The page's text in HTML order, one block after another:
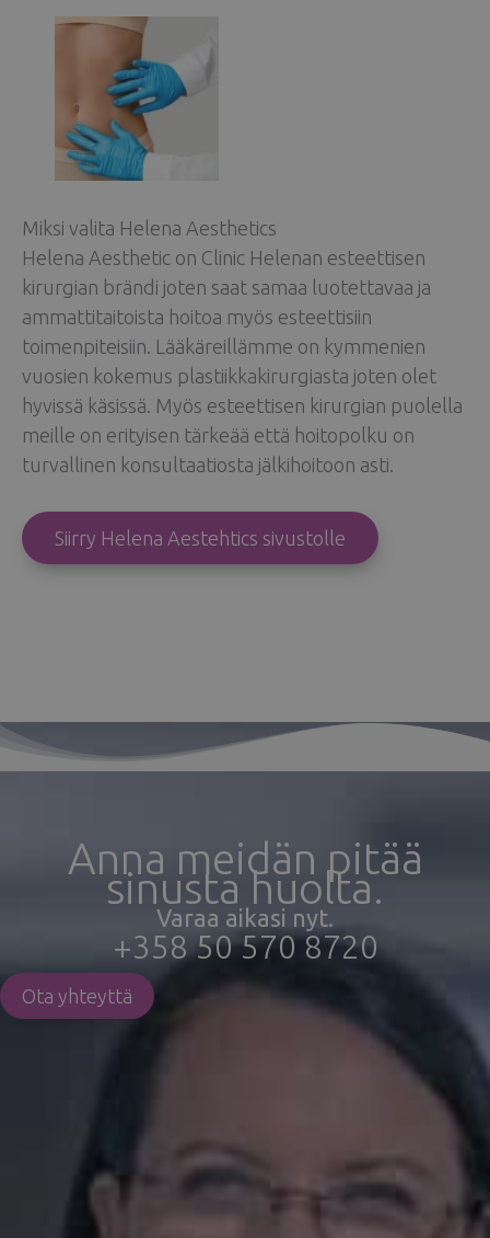
Miksi valita Helena Aesthetics
Helena Aesthetic on Clinic Helenan esteettisen
kirurgian brändi joten saat samaa luotettavaa ja
ammattitaitoista hoitoa myös esteettisiin
toimenpiteisiin. Lääkäreillämme on kymmenien
vuosien kokemus plastiikkakirurgiasta joten olet
hyvissä käsissä. Myös esteettisen kirurgian puolella
meille on erityisen tärkeää että hoitopolku on
turvallinen konsultaatiosta jälkihoitoon asti.
Siirry Helena Aestehtics sivustolle
Anna meidän pitää
sinusta huolta.
Varaa aikasi nyt.
+358 50 570 8720
Ota yhteyttä